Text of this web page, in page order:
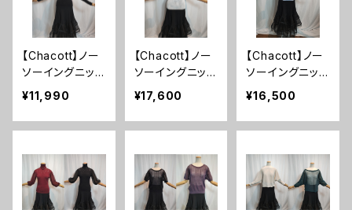
【Chacott】ノー
ソーイングニッ
ト ノーソーイン
グクルーネック
トップ チャコッ
¥11,990
【Chacott】ノー
ソーイングニッ
ト グラデーショ
ンローハイネッ
クトップ チャコ
¥17,600
【Chacott】ノー
ソーイングニッ
ト クリスタルバ
レリーナネックニ
ット チャコット
¥16,500